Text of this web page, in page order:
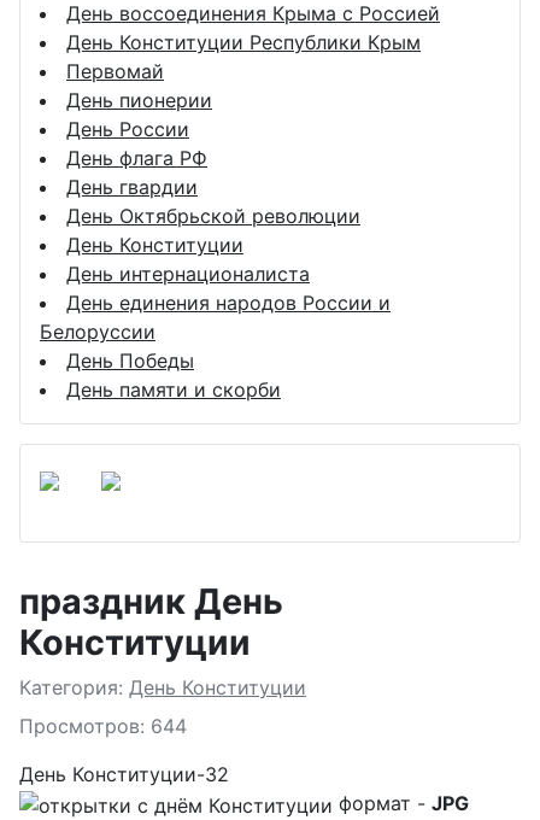
День воссоединения Крыма с Россией
День Конституции Республики Крым
Первомай
День пионерии
День России
День флага РФ
День гвардии
День Октябрьской революции
День Конституции
День интернационалиста
День единения народов России и
Белоруссии
День Победы
День памяти и скорби
праздник День
Конституции
Подробности
Категория: День Конституции
Просмотров: 644
День Конституции-32
формат - JPG